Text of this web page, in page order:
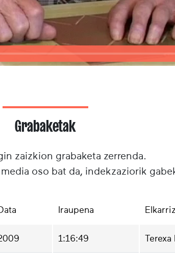
Grabaketak
zaizkion grabaketa zerrenda.
oso bat da, indekzaziorik
Iraupena
1:16:49